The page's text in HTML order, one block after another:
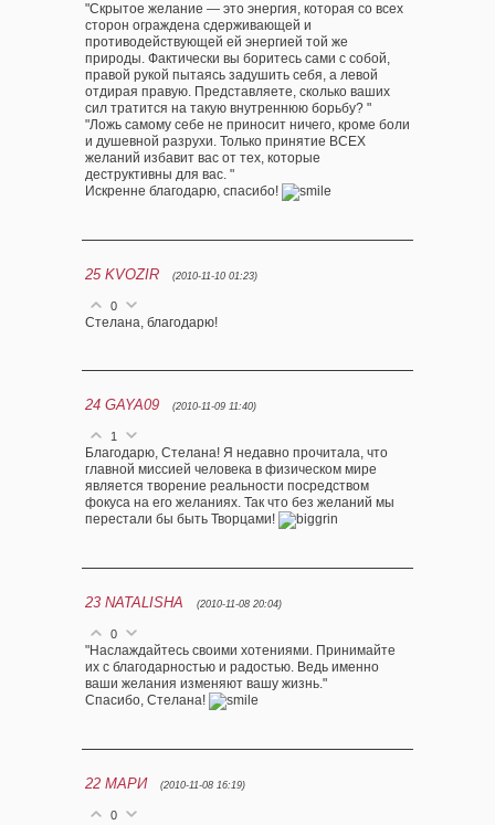
"Скрытое желание — это энергия, которая со всех
сторон ограждена сдерживающей и
противодействующей ей энергией той же
природы. Фактически вы боритесь сами с собой,
правой рукой пытаясь задушить себя, а левой
отдирая правую. Представляете, сколько ваших
сил тратится на такую внутреннюю борьбу? "
"Ложь самому себе не приносит ничего, кроме боли
и душевной разрухи. Только принятие ВСЕХ
желаний избавит вас от тех, которые
деструктивны для вас. "
Искренне благодарю, спасибо!
25 KVOZIR (2010-11-10 01:23)
0
Стелана, благодарю!
24 GAYA09 (2010-11-09 11:40)
1
Благодарю, Стелана! Я недавно прочитала, что
главной миссией человека в физическом мире
является творение реальности посредством
фокуса на его желаниях. Так что без желаний мы
перестали бы быть Творцами!
23 NATALISHA (2010-11-08 20:04)
0
"Наслаждайтесь своими хотениями. Принимайте
их с благодарностью и радостью. Ведь именно
ваши желания изменяют вашу жизнь."
Спасибо, Стелана!
22 МАРИ (2010-11-08 16:19)
0